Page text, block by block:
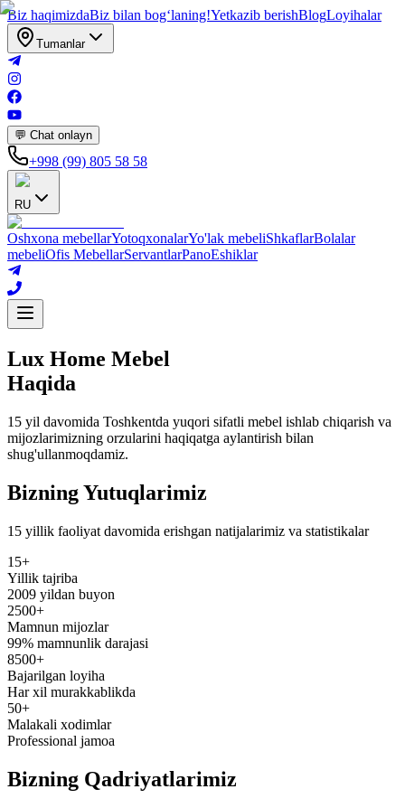
Biz haqimizdaBiz bilan bogʻlaning!Yetkazib berishBlogLoyihalar
Tumanlar
💬 Chat onlayn
+998 (99) 805 58 58
RU
Oshxona mebellarYotoqxonalarYo'lak mebeliShkaflarBolalar
mebeliOfis MebellarServantlarPanoEshiklar
Lux Home Mebel
Haqida
15 yil davomida Toshkentda yuqori sifatli mebel ishlab chiqarish va
mijozlarimizning orzularini haqiqatga aylantirish bilan
shug'ullanmoqdamiz.
BizningYutuqlarimiz
15 yillik faoliyat davomida erishgan natijalarimiz va statistikalar
15+
Yillik tajriba
2009 yildan buyon
2500+
Mamnun mijozlar
99% mamnunlik darajasi
8500+
Bajarilgan loyiha
Har xil murakkablikda
50+
Malakali xodimlar
Professional jamoa
Bizning Qadriyatlarimiz